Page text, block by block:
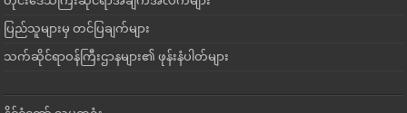
ပြည်သူများမှ တင်ပြချက်များ
သက်ဆိုင်ရာဝန်ကြီးဌာနများ၏ ဖုန်းနံပါတ်များ